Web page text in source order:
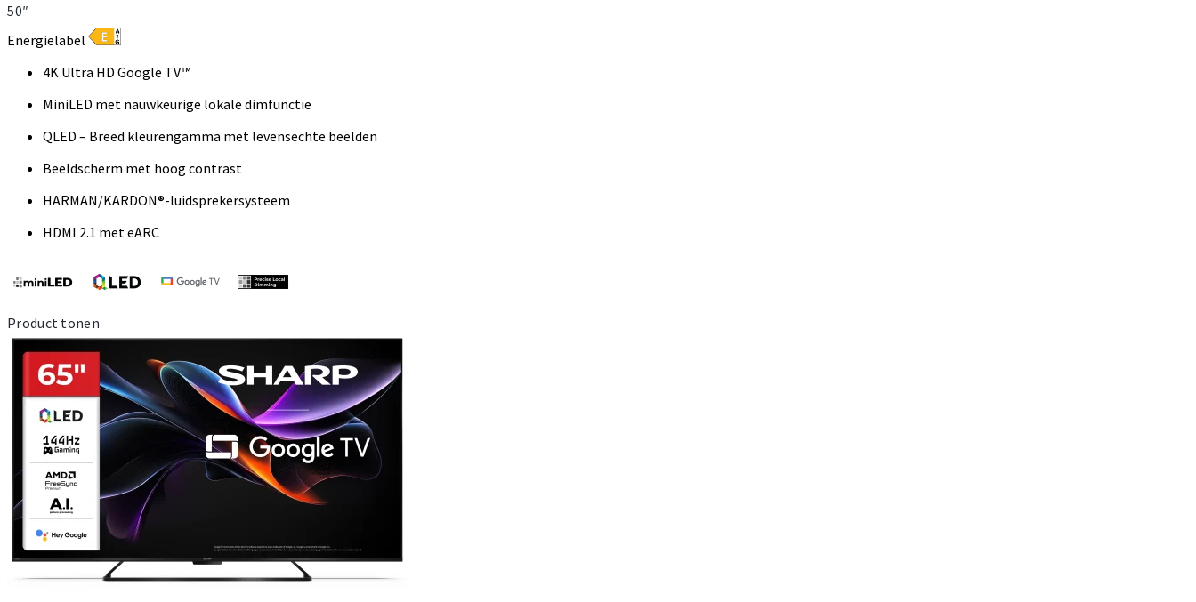
50″
Energielabel
4K Ultra HD Google TV™
MiniLED met nauwkeurige lokale dimfunctie
QLED – Breed kleurengamma met levensechte beelden
Beeldscherm met hoog contrast
HARMAN/KARDON®-luidsprekersysteem
HDMI 2.1 met eARC
Product tonen